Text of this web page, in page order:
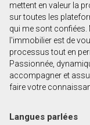
mettent en valeur la
sur toutes les
qui me sont confiées.
l'immobilier est de
processus tout en
Passionnée,
accompagner et
faire votre
Langues parlées